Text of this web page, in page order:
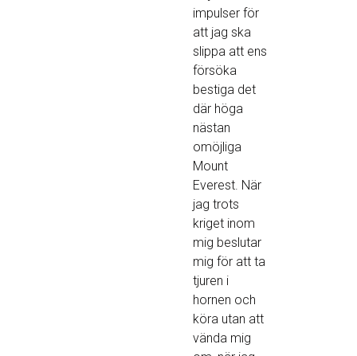
impulser för
att jag ska
slippa att ens
försöka
bestiga det
där höga
nästan
omöjliga
Mount
Everest. När
jag trots
kriget inom
mig beslutar
mig för att ta
tjuren i
hornen och
köra utan att
vända mig